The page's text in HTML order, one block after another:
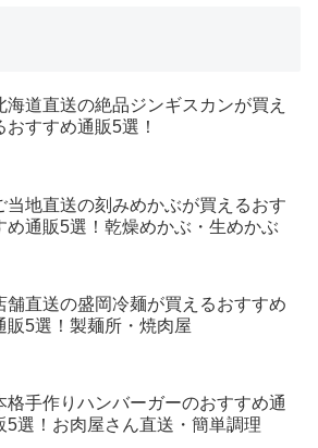
海道直送の絶品ジンギスカンが買え
おすすめ通販5選！
当地直送の刻みめかぶが買えるおす
め通販5選！乾燥めかぶ・生めかぶ
舗直送の盛岡冷麺が買えるおすすめ
販5選！製麺所・焼肉屋
格手作りハンバーガーのおすすめ通
5選！お肉屋さん直送・簡単調理